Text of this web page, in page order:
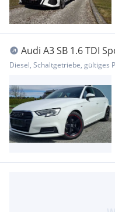
Audi A3 SB 1.6 TDI
Diesel, Schaltgetriebe, gültiges